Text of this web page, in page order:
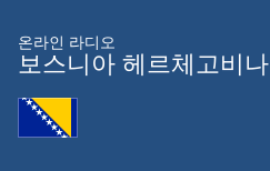
온라인 라디오
보스니아 헤르체고비나